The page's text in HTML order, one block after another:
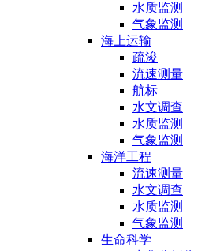
水质监测
气象监测
海上运输
疏浚
流速测量
航标
水文调查
水质监测
气象监测
海洋工程
流速测量
水文调查
水质监测
气象监测
生命科学